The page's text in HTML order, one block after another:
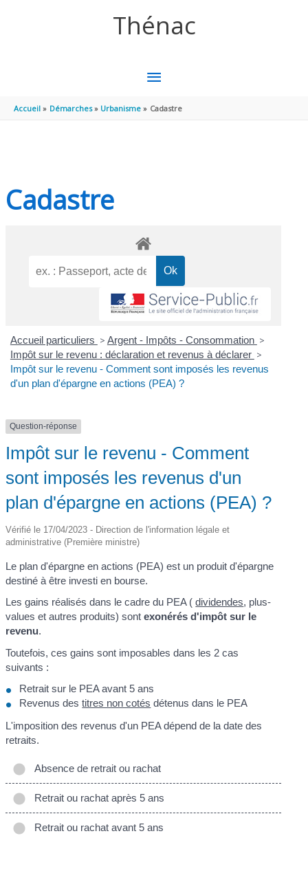
Thénac
MENU
PRINCIPAL
Accueil Démarches Urbanisme Cadastre
Cadastre
Accueil particuliers > Argent - Impôts - Consommation >
Impôt sur le revenu : déclaration et revenus à déclarer >
Impôt sur le revenu - Comment sont imposés les revenus
d'un plan d'épargne en actions (PEA) ?
Question-réponse
Impôt sur le revenu - Comment
sont imposés les revenus d'un
plan d'épargne en actions (PEA) ?
Vérifié le 17/04/2023 - Direction de l'information légale et
administrative (Première ministre)
Le plan d'épargne en actions (PEA) est un produit d'épargne
destiné à être investi en bourse.
Les gains réalisés dans le cadre du PEA (dividendes, plus-
values et autres produits) sontexonérés d'impôt sur le
revenu.
Toutefois, ces gains sont imposables dans les 2 cas
suivants :
Retrait sur le PEA avant 5 ans
Revenus destitres non cotés détenus dans le PEA
L'imposition des revenus d'un PEA dépend de la date des
retraits.
Absence de retrait ou rachat
Retrait ou rachat après 5 ans
Retrait ou rachat avant 5 ans